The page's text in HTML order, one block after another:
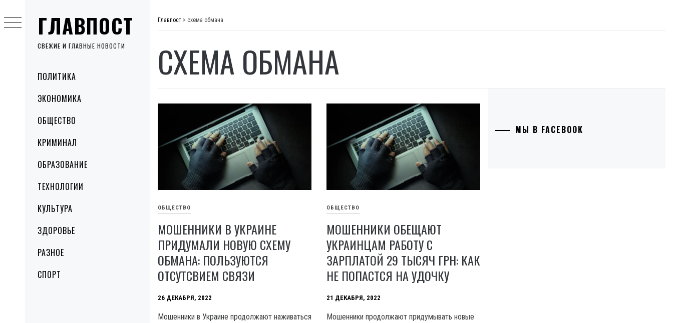
ГЛАВПОСТ
СВЕЖИЕ И ГЛАВНЫЕ НОВОСТИ
MenuПОЛИТИКА
ЭКОНОМИКА
ОБЩЕСТВО
КРИМИНАЛ
ОБРАЗОВАНИЕ
ТЕХНОЛОГИИ
КУЛЬТУРА
ЗДОРОВЬЕ
РАЗНОЕ
СПОРТ
to
content
Главпост > схема обмана
СХЕМА ОБМАНА
ОБЩЕСТВО
МОШЕННИКИ В УКРАИНЕ
ПРИДУМАЛИ НОВУЮ СХЕМУ
ОБМАНА: ПОЛЬЗУЮТСЯ
ОТСУТСВИЕМ СВЯЗИ
26 ДЕКАБРЯ, 2022
Мошенники в Украине продолжают наживаться
ОБЩЕСТВО
МОШЕННИКИ ОБЕЩАЮТ
УКРАИНЦАМ РАБОТУ С
ЗАРПЛАТОЙ 29 ТЫСЯЧ ГРН: КАК
НЕ ПОПАСТСЯ НА УДОЧКУ
21 ДЕКАБРЯ, 2022
Мошенники продолжают придумывать новые
МЫ В FACEBOOK